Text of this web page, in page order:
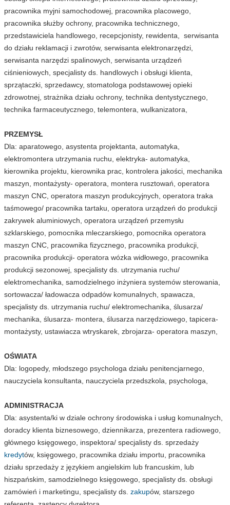
pracownika myjni samochodowej, pracownika placowego,
pracownika służby ochrony, pracownika technicznego,
przedstawiciela handlowego, recepcjonisty, rewidenta, serwisanta
do działu reklamacji i zwrotów, serwisanta elektronarzędzi,
serwisanta narzędzi spalinowych, serwisanta urządzeń
ciśnieniowych, specjalisty ds. handlowych i obsługi klienta,
sprzątaczki, sprzedawcy, stomatologa podstawowej opieki
zdrowotnej, strażnika działu ochrony, technika dentystycznego,
technika farmaceutycznego, telemontera, wulkanizatora,
PRZEMYSŁ
Dla: aparatowego, asystenta projektanta, automatyka,
elektromontera utrzymania ruchu, elektryka- automatyka,
kierownika projektu, kierownika prac, kontrolera jakości, mechanika
maszyn, montażysty- operatora, montera rusztowań, operatora
maszyn CNC, operatora maszyn produkcyjnych, operatora traka
taśmowego/ pracownika tartaku, operatora urządzeń do produkcji
zakrywek aluminiowych, operatora urządzeń przemysłu
szklarskiego, pomocnika mleczarskiego, pomocnika operatora
maszyn CNC, pracownika fizycznego, pracownika produkcji,
pracownika produkcji- operatora wózka widłowego, pracownika
produkcji sezonowej, specjalisty ds. utrzymania ruchu/
elektromechanika, samodzielnego inżyniera systemów sterowania,
sortowacza/ ładowacza odpadów komunalnych, spawacza,
specjalisty ds. utrzymania ruchu/ elektromechanika, ślusarza/
mechanika, ślusarza- montera, ślusarza narzędziowego, tapicera-
montażysty, ustawiacza wtryskarek, zbrojarza- operatora maszyn,
OŚWIATA
Dla: logopedy, młodszego psychologa działu penitencjarnego,
nauczyciela konsultanta, nauczyciela przedszkola, psychologa,
ADMINISTRACJA
Dla: asystenta/ki w dziale ochrony środowiska i usług komunalnych,
doradcy klienta biznesowego, dziennikarza, prezentera radiowego,
głównego księgowego, inspektora/ specjalisty ds. sprzedaży
kredytów, księgowego, pracownika działu importu, pracownika
działu sprzedaży z językiem angielskim lub francuskim, lub
hiszpańskim, samodzielnego księgowego, specjalisty ds. obsługi
zamówień i marketingu, specjalisty ds. zakupów, starszego